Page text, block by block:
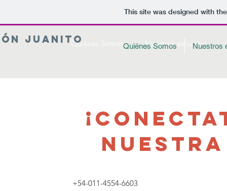
This site was designed with
JUANITO
Quiénes Somos Nuestros
Quiénes Somos Nuestros espacios
+54-011-4554-6603